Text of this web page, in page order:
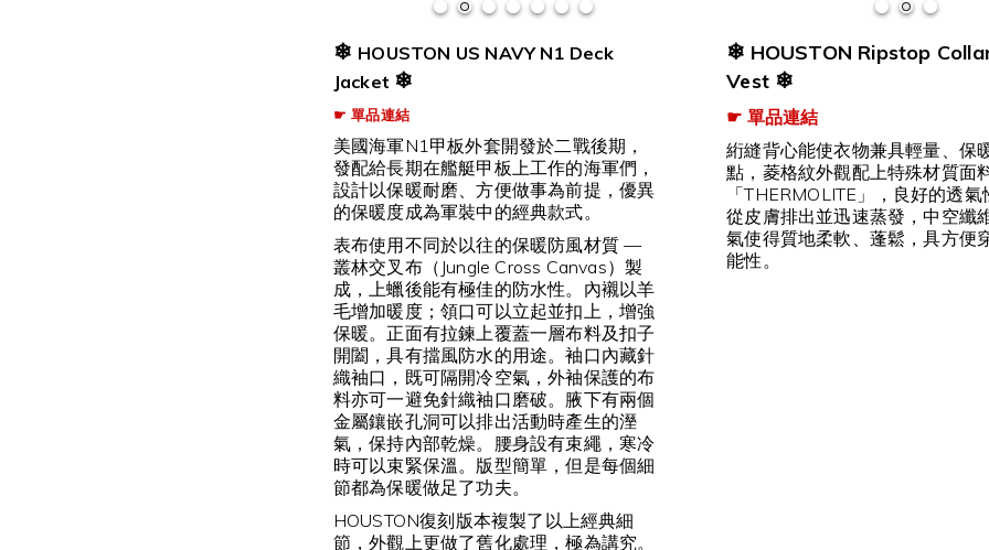
❄ HOUSTON US NAVY N1 Deck
Jacket ❄
☛ 單品連結
美國海軍N1甲板外套開發於二戰後期，
發配給長期在艦艇甲板上工作的海軍們，
設計以保暖耐磨、方便做事為前提，優異
的保暖度成為軍裝中的經典款式。
表布使用不同於以往的保暖防風材質 —
叢林交叉布（Jungle Cross Canvas）製
成，上蠟後能有極佳的防水性。內襯以羊
毛增加暖度；領口可以立起並扣上，增強
保暖。正面有拉鍊上覆蓋一層布料及扣子
開闔，具有擋風防水的用途。袖口內藏針
織袖口，既可隔開冷空氣，外袖保護的布
料亦可一避免針織袖口磨破。腋下有兩個
金屬鑲嵌孔洞可以排出活動時產生的溼
氣，保持內部乾燥。腰身設有束繩，寒冷
時可以束緊保溫。版型簡單，但是每個細
節都為保暖做足了功夫。
HOUSTON復刻版本複製了以上經典細
節，外觀上更做了舊化處理，極為講究。
❄ HOUSTON Ripstop
Vest ❄
☛ 單品連結
絎縫背心能使衣物兼具輕量、保
點，菱格紋外觀配上特殊材質面
「THERMOLITE」，良好的透
從皮膚排出並迅速蒸發，中空纖
氣使得質地柔軟、蓬鬆，具方便
能性。